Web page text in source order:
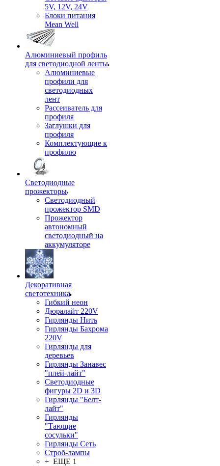
5V, 12V, 24V
Блоки питания
Mean Well
Алюминиевый профиль
для светодиодной ленты
Алюминиевые
профили для
светодиодных
лент
Рассеиватель для
профиля
Заглушки для
профиля
Комплектующие к
профилю
Светодиодные
прожекторы
Светодиодный
прожектор SMD
Прожектор
автономный
светодиодный на
аккумуляторе
Декоративная
светотехника
Гибкий неон
Дюралайт 220V
Гирлянды Нить
Гирлянды Бахрома
220V
Гирлянды для
деревьев
Гирлянды Занавес
"плей-лайт"
Светодиодные
фигуры 2D и 3D
Гирлянды "Белт-
лайт"
Гирлянды
"Тающие
сосульки"
Гирлянды Сеть
Строб-лампы
+ ЕЩЕ 1